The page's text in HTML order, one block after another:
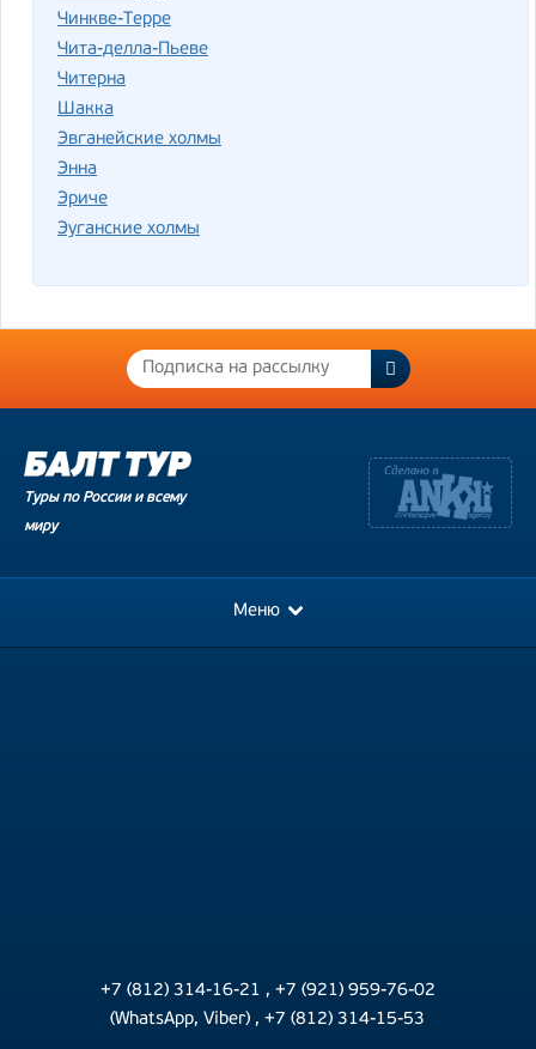
Чинкве-Терре
Чита-делла-Пьеве
Читерна
Шакка
Эвганейские холмы
Энна
Эриче
Эуганские холмы
Туры по России и всему
миру
Меню
+7 (812) 314-16-21 , +7 (921) 959-76-02
(WhatsApp, Viber) ,+7 (812) 314-15-53